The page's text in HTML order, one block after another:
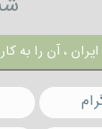
، آن را به